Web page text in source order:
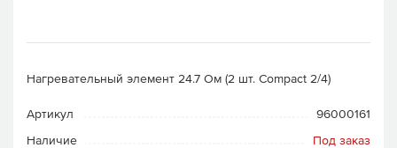
Нагревательный элемент 24.7 Ом (2 шт. Compact 2/4)
Артикул
96000161
Наличие
Под заказ